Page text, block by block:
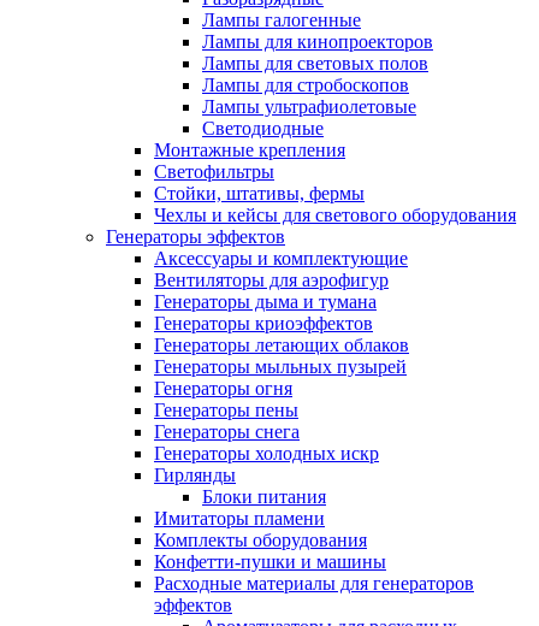
Лампы галогенные
Лампы для кинопроекторов
Лампы для световых полов
Лампы для стробоскопов
Лампы ультрафиолетовые
Светодиодные
Монтажные крепления
Светофильтры
Стойки, штативы, фермы
Чехлы и кейсы для светового оборудования
Генераторы эффектов
Аксессуары и комплектующие
Вентиляторы для аэрофигур
Генераторы дыма и тумана
Генераторы криоэффектов
Генераторы летающих облаков
Генераторы мыльных пузырей
Генераторы огня
Генераторы пены
Генераторы снега
Генераторы холодных искр
Гирлянды
Блоки питания
Имитаторы пламени
Комплекты оборудования
Конфетти-пушки и машины
Расходные материалы для генераторов
эффектов